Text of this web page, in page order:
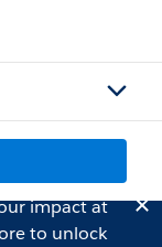
impact at
to unlock